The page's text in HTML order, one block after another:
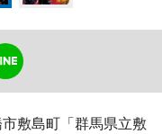
敷島町「群馬県立敷